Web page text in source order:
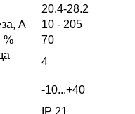
20.4-28.2
А
10 - 205
%
70
4
-10...+40
IP 21